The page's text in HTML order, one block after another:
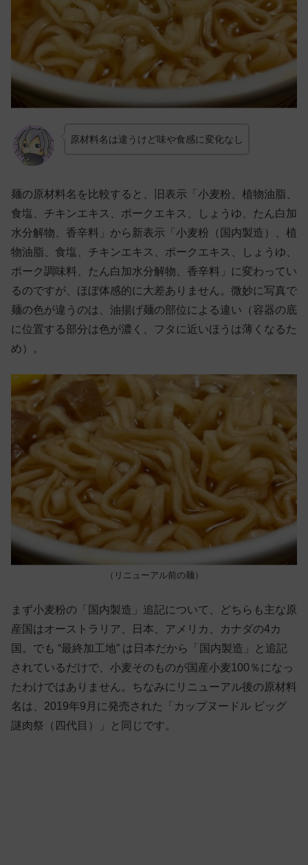
原材料名は違うけど味や食感に変化なし
麺の原材料名を比較すると、旧表示「小麦粉、植物油脂、
食塩、チキンエキス、ポークエキス、しょうゆ、たん白加
水分解物、香辛料」から新表示「小麦粉（国内製造）、植
物油脂、食塩、チキンエキス、ポークエキス、しょうゆ、
ポーク調味料、たん白加水分解物、香辛料」に変わってい
るのですが、ほぼ体感的に大差ありません。微妙に写真で
麺の色が違うのは、油揚げ麺の部位による違い（容器の底
に位置する部分は色が濃く、フタに近いほうは薄くなるた
め）。
（リニューアル前の麺）
まず小麦粉の「国内製造」追記について、どちらも主な原
産国はオーストラリア、日本、アメリカ、カナダの4カ
国。でも “最終加工地” は日本だから「国内製造」と追記
されているだけで、小麦そのものが国産小麦100％になっ
たわけではありません。ちなみにリニューアル後の原材料
名は、2019年9月に発売された「カップヌードル ビッグ
謎肉祭（四代目）」と同じです。